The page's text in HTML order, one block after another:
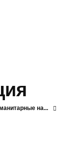
на...